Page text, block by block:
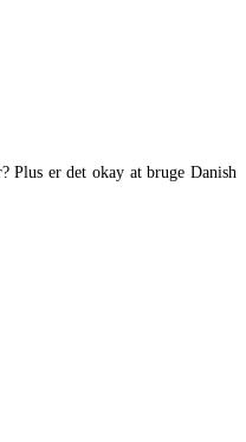
Plus er det okay at bruge Danish